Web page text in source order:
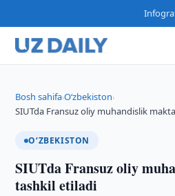
Bosh sahifa›O‘zbekiston›
SIUTda Fransuz oliy muhandislik
O‘ZBEKISTON
SIUTda Fransuz oliy
tashkil etiladi